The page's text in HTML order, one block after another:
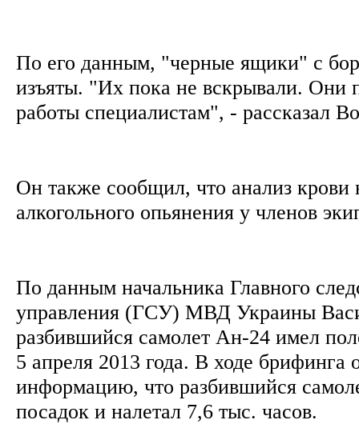
По его данным, "черные ящики" с
изъяты. "Их пока не вскрывали. Они
работы специалистам", - рассказал
Он также сообщил, что анализ крови
алкогольного опьянения у членов
По данным начальника Главного
управления (ГСУ) МВД Украины
разбившийся самолет Ан-24 имел
5 апреля 2013 года. В ходе брифинга
информацию, что разбившийся
посадок и налетал 7,6 тыс. часов.